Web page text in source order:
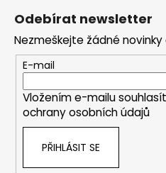
Odebírat newsletter
Nezmeškejte žádné novinky
E-mail
Vložením e-mailu
ochrany osobních údajů
PŘIHLÁSIT SE